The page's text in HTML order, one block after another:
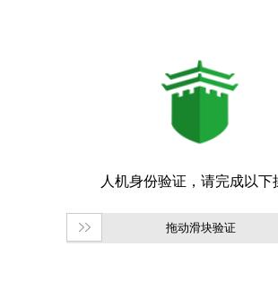
拖动滑块验证